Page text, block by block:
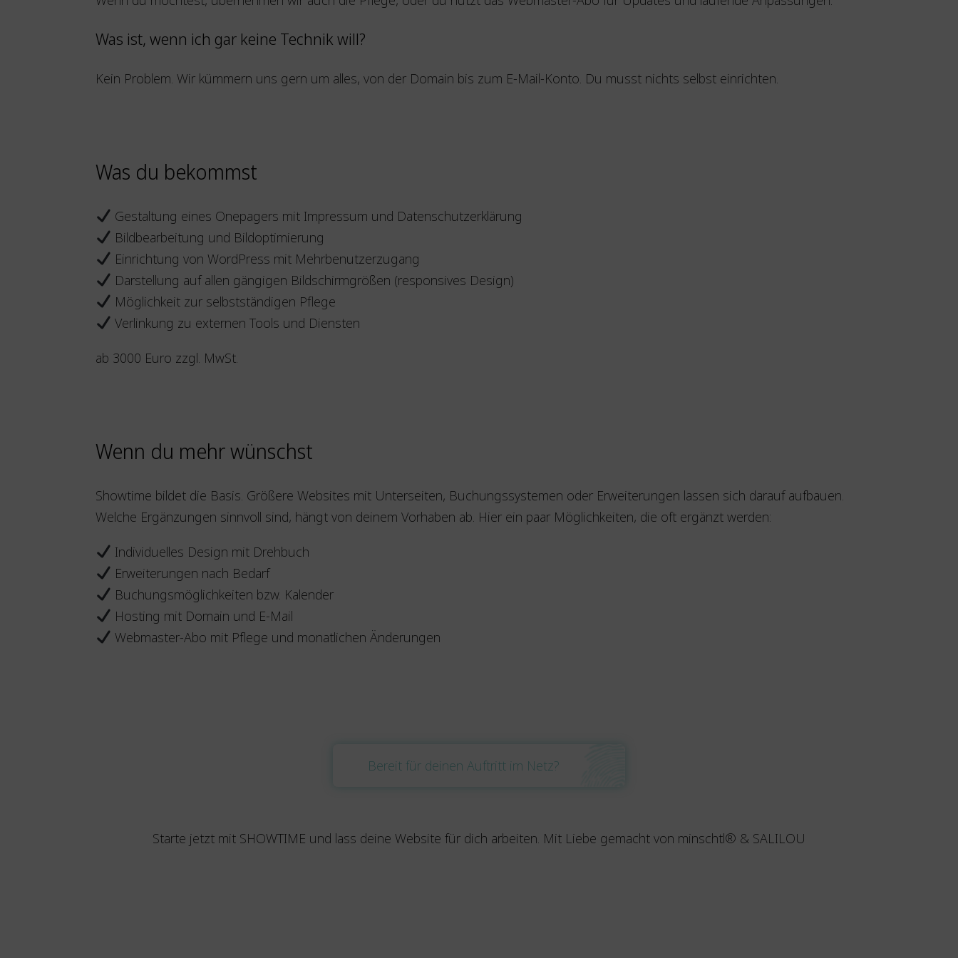
Was ist, wenn ich gar keine Technik will?
Kein Problem. Wir kümmern uns gern um alles, von der Domain bis zum E-Mail-Konto. Du musst nichts selbst einrichten.
Was du bekommst
Gestaltung eines Onepagers mit Impressum und Datenschutzerklärung
Bildbearbeitung und Bildoptimierung
Einrichtung von WordPress mit Mehrbenutzerzugang
Darstellung auf allen gängigen Bildschirmgrößen (responsives Design)
Möglichkeit zur selbstständigen Pflege
Verlinkung zu externen Tools und Diensten
ab 3000 Euro zzgl. MwSt.
Wenn du mehr wünschst
Showtime bildet die Basis. Größere Websites mit Unterseiten, Buchungssystemen oder Erweiterungen lassen sich darauf aufbauen.
Welche Ergänzungen sinnvoll sind, hängt von deinem Vorhaben ab. Hier ein paar Möglichkeiten, die oft ergänzt werden:
Individuelles Design mit Drehbuch
Erweiterungen nach Bedarf
Buchungsmöglichkeiten bzw. Kalender
Hosting mit Domain und E-Mail
Webmaster-Abo mit Pflege und monatlichen Änderungen
Bereit für deinen Auftritt im Netz?
Starte jetzt mit SHOWTIME und lass deine Website für dich arbeiten. Mit Liebe gemacht von minschtl® & SALILOU